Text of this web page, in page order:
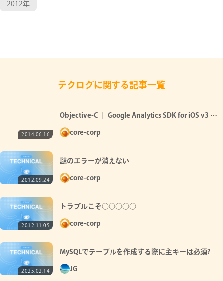
2012年
テクログに関する記事一覧
2014.06.16
Objective-C ｜ Google Analytics SDK for iOS v3 で
_sqlite3 エラー
core-corp
2012.09.24
謎のエラーが消えない
core-corp
2012.11.05
トラブルこそ○○○○○
core-corp
2025.02.14
MySQLでテーブルを作成する際に主キーは必須?
JG